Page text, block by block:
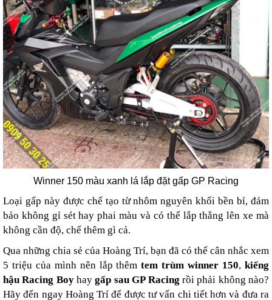
Winner 150 màu xanh lá lắp đặt gấp GP Racing
Loại gấp này được chế tạo từ nhôm nguyên khối bền bỉ, đảm
bảo không gỉ sét hay phai màu và có thể lắp thẳng lên xe mà
không cần độ, chế thêm gì cả.
Qua những chia sẻ của Hoàng Trí, bạn đã có thể cân nhắc xem
5 triệu của mình nên lắp thêmtem trùm winner 150,kiếng
hậu Racing Boyhaygấp sau GP Racing rồi phải không nào?
Hãy đến ngay Hoàng Trí để được tư vấn chi tiết hơn và đưa ra